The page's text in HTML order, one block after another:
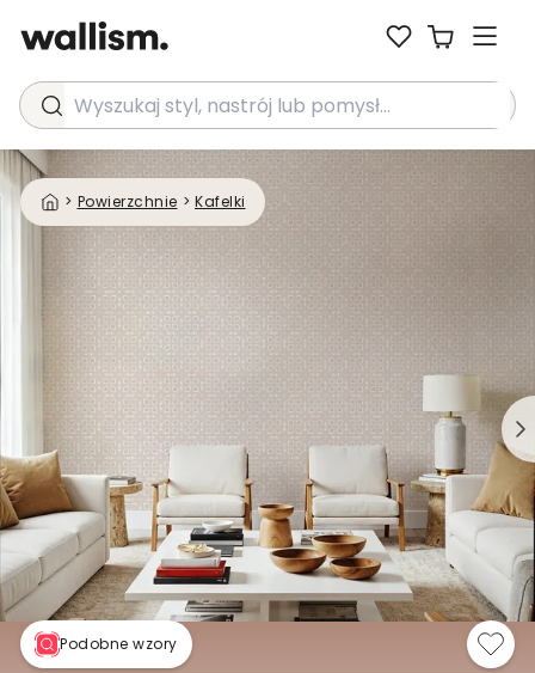
Wyszukaj styl, nastrój lub pomysł...
> Powierzchnie > Kafelki
Podobne wzory